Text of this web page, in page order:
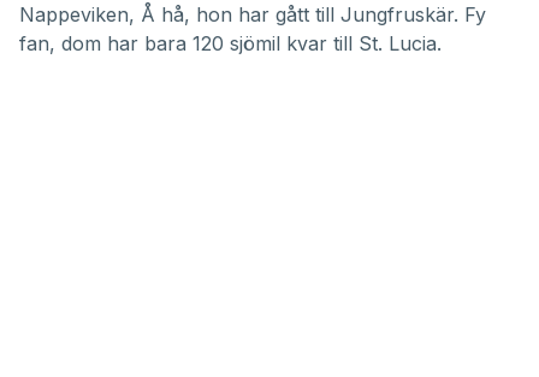
Nappeviken, Å hå, hon har gått till Jungfruskär. Fy
fan, dom har bara 120 sjömil kvar till St. Lucia.